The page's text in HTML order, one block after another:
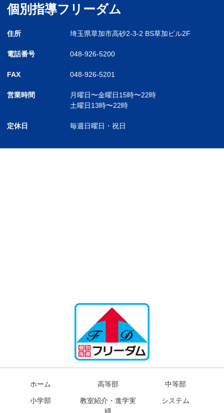
個別指導フリーダム
住所 埼玉県草加市高砂2-3-2 BS草加ビル2F
電話番号 048-926-5200
FAX 048-926-5201
営業時間 月曜日〜金曜日15時〜22時
土曜日13時〜22時
定休日 毎週日曜日・祝日
ホーム 高等部 中等部
小学部
教室紹介・進学実
績
システム